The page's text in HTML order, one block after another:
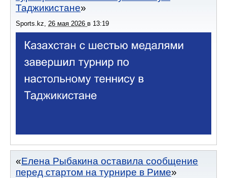
Таджикистане
Sports.kz, 26 мая 2026 в 13:19
Елена Рыбакина оставила сообщение
перед стартом на турнире в Риме